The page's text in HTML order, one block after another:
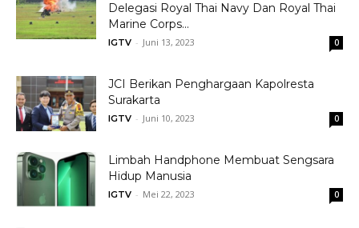
Delegasi Royal Thai Navy Dan Royal Thai
Marine Corps...
IGTV - Juni 13, 2023 0
JCI Berikan Penghargaan Kapolresta
Surakarta
IGTV - Juni 10, 2023 0
Limbah Handphone Membuat Sengsara
Hidup Manusia
IGTV - Mei 22, 2023 0